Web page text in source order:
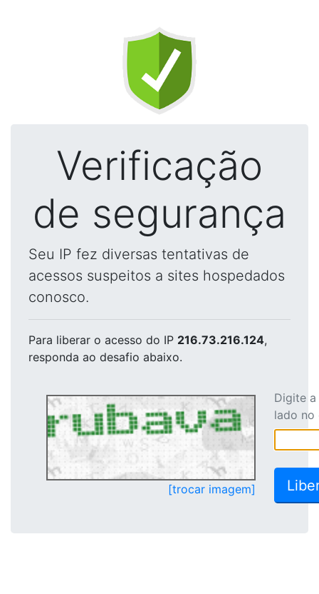
Verificação
de segurança
Seu IP fez diversas tentativas de
acessos suspeitos a sites hospedados
conosco.
Para liberar o acesso do IP 216.73.216.124,
responda ao desafio abaixo.
[trocar imagem]
Digite
lado no